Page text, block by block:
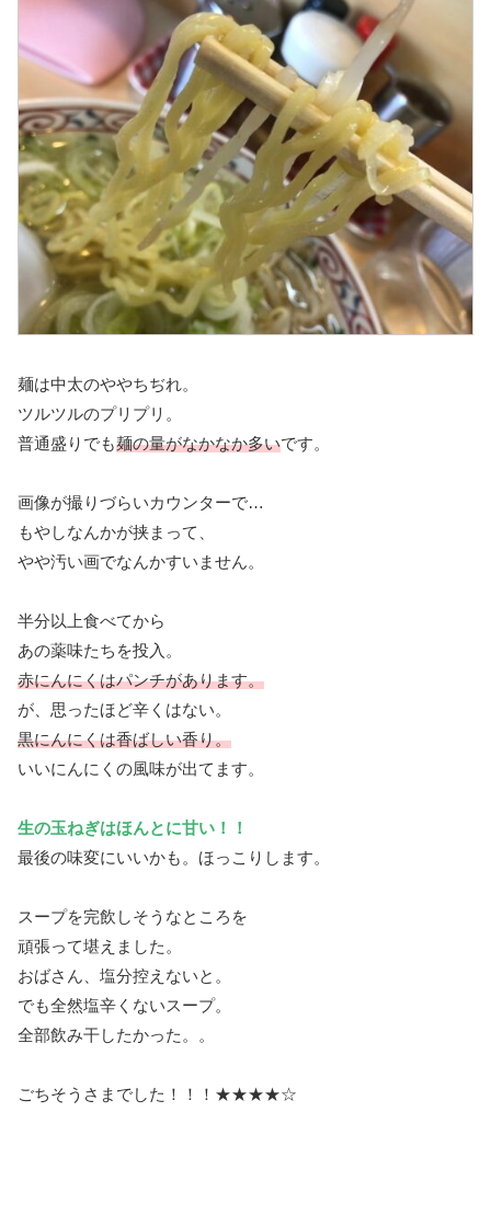
麺は中太のややちぢれ。
ツルツルのプリプリ。
普通盛りでも麺の量がなかなか多いです。
画像が撮りづらいカウンターで…
もやしなんかが挟まって、
やや汚い画でなんかすいません。
半分以上食べてから
あの薬味たちを投入。
赤にんにくはパンチがあります。
が、思ったほど辛くはない。
黒にんにくは香ばしい香り。
いいにんにくの風味が出てます。
生の玉ねぎはほんとに甘い！！
最後の味変にいいかも。ほっこりします。
スープを完飲しそうなところを
頑張って堪えました。
おばさん、塩分控えないと。
でも全然塩辛くないスープ。
全部飲み干したかった。。
ごちそうさまでした！！！★★★★☆